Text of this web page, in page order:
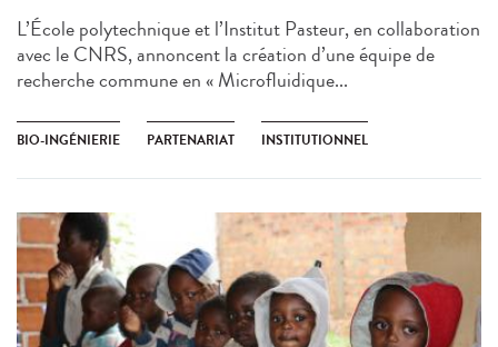
L’École polytechnique et l’Institut Pasteur, en collaboration
avec le CNRS, annoncent la création d’une équipe de
recherche commune en « Microfluidique...
BIO-INGÉNIERIE PARTENARIAT INSTITUTIONNEL